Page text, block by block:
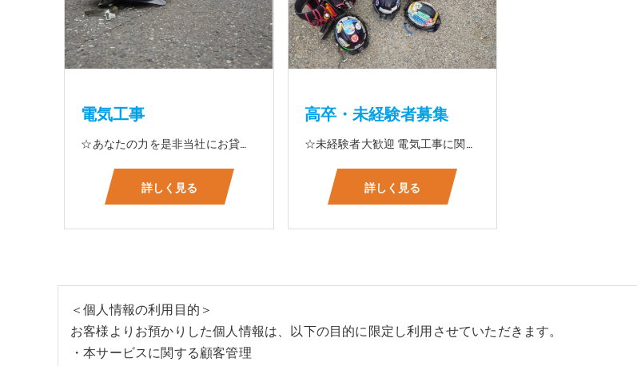
電気工事
☆あなたの力を是非当社にお貸して下さい 電気工事に関する事ならオールマイティに対応しております（室内配線・室外配線、スイッチコンセント取付け、照明器具取付け、配電盤取付け、エアコン取付け、LANケーブル配線、アンテナ取付けなど） 【工具支給致します】 また新品工具と新品作業服を完全支給を致します。 高品質の作業服と工具入社してくれた方には支給致します♪
詳しく見る
高卒・未経験者募集
☆未経験者大歓迎 電気工事に関する事ならオールマイティに対応可能‼幅広く技術を身に付けて頂けます（室内配線・室外配線、スイッチコンセント取付け、照明器具取付け、配電盤取付け、エアコン取付け、LANケーブル配線、アンテナ取付けなど） 先輩社員が一から指導を行うため未経験の方でも安心して働いていただけます♪ ☆資格支援制度あり 実績があるからこそ社内で教習と経験を積んでいただくことで資格を当社で発行できることができます。 【工具支給致します】 また新品工具と新品作業服を完全支給を致します。 高品質の作業服と工具入社してくれた方には支給致します♪
詳しく見る
＜個人情報の利用目的＞
お客様よりお預かりした個人情報は、以下の目的に限定し利用させていただきます。
・本サービスに関する顧客管理